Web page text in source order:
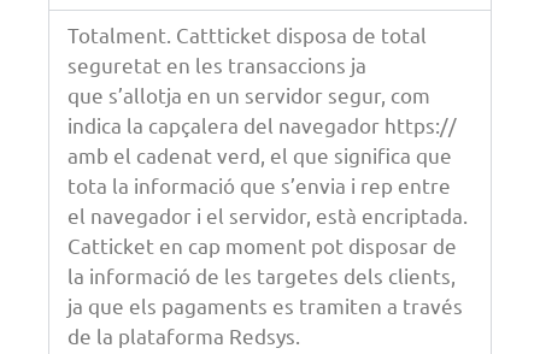
Totalment. Cattticket disposa de total
seguretat en les transaccions ja
que s’allotja en un servidor segur, com
indica la capçalera del navegador https://
amb el cadenat verd, el que significa que
tota la informació que s’envia i rep entre
el navegador i el servidor, està encriptada.
Catticket en cap moment pot disposar de
la informació de les targetes dels clients,
ja que els pagaments es tramiten a través
de la plataforma Redsys